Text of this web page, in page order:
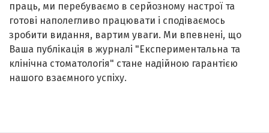
праць, ми перебуваємо в серйозному настрої та
готові наполегливо працювати і сподіваємось
зробити видання, вартим уваги. Ми впевнені, що
Ваша публікація в журналі "Експериментальна та
клінічна стоматологія" стане надійною гарантією
нашого взаємного успіху.